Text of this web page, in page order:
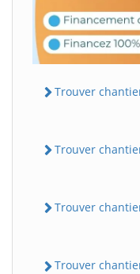
Trouver
Trouver
Trouver
Trouver